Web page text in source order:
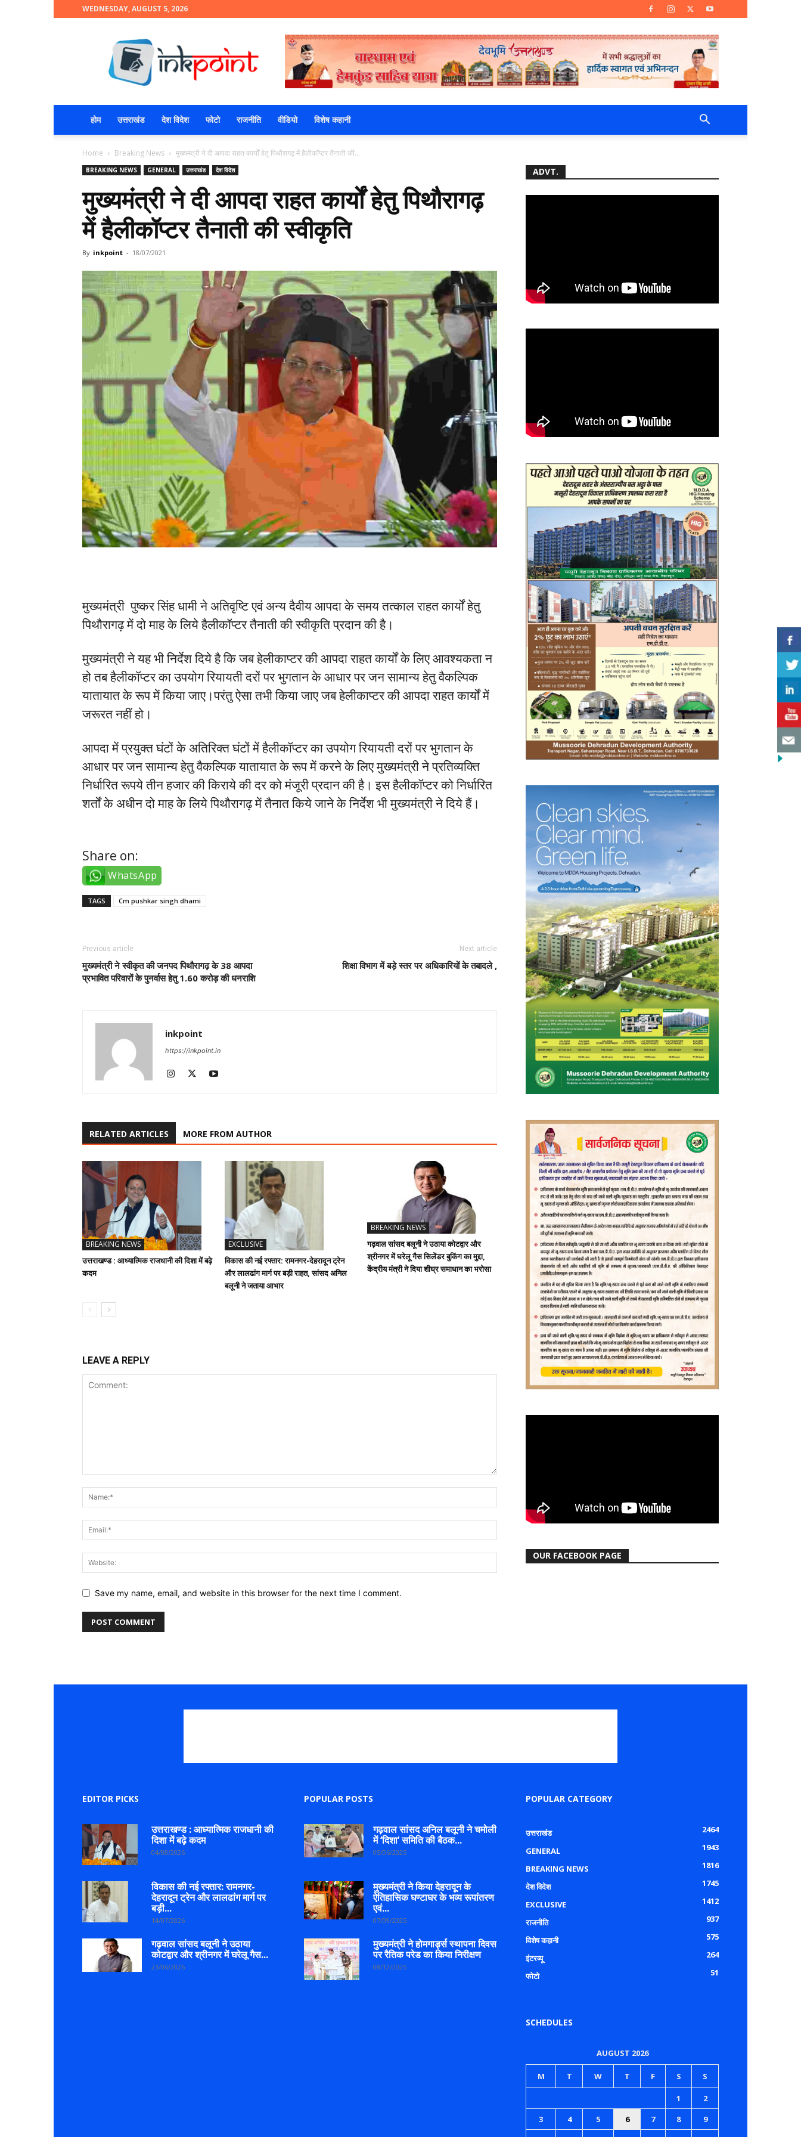
WEDNESDAY, AUGUST 5, 2026
होम उत्तराखंड देश विदेश फोटो राजनीति वीडियो विशेष कहानी
Home Breaking News मुख्यमंत्री ने दी आपदा राहत कार्यों हेतु पिथौरागढ़ में हैलीकॉप्टर तैनाती की...
BREAKING NEWS GENERAL उत्तराखंड देश विदेश
मुख्यमंत्री ने दी आपदा राहत कार्यों हेतु पिथौरागढ़
में हैलीकॉप्टर तैनाती की स्वीकृति
By inkpoint - 18/07/2021
मुख्यमंत्री पुष्कर सिंह धामी ने अतिवृष्टि एवं अन्य दैवीय आपदा के समय तत्काल राहत कार्यों हेतु
पिथौरागढ़ में दो माह के लिये हैलीकॉप्टर तैनाती की स्वीकृति प्रदान की है।
मुख्यमंत्री ने यह भी निर्देश दिये है कि जब हेलीकाप्टर की आपदा राहत कार्यों के लिए आवश्यकता न
हो तब हैलीकॉप्टर का उपयोग रियायती दरों पर भुगतान के आधार पर जन सामान्य हेतु वैकल्पिक
यातायात के रूप में किया जाए।परंतु ऐसा तभी किया जाए जब हेलीकाप्टर की आपदा राहत कार्यों में
जरूरत नहीं हो।
आपदा में प्रयुक्त घंटों के अतिरिक्त घंटों में हैलीकॉप्टर का उपयोग रियायती दरों पर भुगतान के
आधार पर जन सामान्य हेतु वैकल्पिक यातायात के रूप में करने के लिए मुख्यमंत्री ने प्रतिव्यक्ति
निर्धारित रूपये तीन हजार की किराये की दर को मंजूरी प्रदान की है। इस हैलीकॉप्टर को निर्धारित
शर्तों के अधीन दो माह के लिये पिथौरागढ़ में तैनात किये जाने के निर्देश भी मुख्यमंत्री ने दिये हैं।
Share on:
WhatsApp
TAGS Cm pushkar singh dhami
Previous article
मुख्यमंत्री ने स्वीकृत की जनपद पिथौरागढ़ के 38 आपदा
प्रभावित परिवारों के पुनर्वास हेतु 1.60 करोड़ की धनराशि
Next article
शिक्षा विभाग में बड़े स्तर पर अधिकारियों के तबादले ,
inkpoint
https://inkpoint.in
RELATED ARTICLES MORE FROM AUTHOR
BREAKING NEWS
उत्तराखण्ड : आध्यात्मिक राजधानी की दिशा में बढ़े
कदम
EXCLUSIVE
विकास की नई रफ्तार: रामनगर-देहरादून ट्रेन
और लालढांग मार्ग पर बड़ी राहत, सांसद अनिल
बलूनी ने जताया आभार
BREAKING NEWS
गढ़वाल सांसद बलूनी ने उठाया कोटद्वार और
श्रीनगर में घरेलू गैस सिलेंडर बुकिंग का मुद्दा,
केंद्रीय मंत्री ने दिया शीघ्र समाधान का भरोसा
LEAVE A REPLY
Save my name, email, and website in this browser for the next time I comment.
ADVT.
OUR FACEBOOK PAGE
EDITOR PICKS
उत्तराखण्ड : आध्यात्मिक राजधानी की
दिशा में बढ़े कदम
04/08/2026
विकास की नई रफ्तार: रामनगर-
देहरादून ट्रेन और लालढांग मार्ग पर
बड़ी...
14/07/2026
गढ़वाल सांसद बलूनी ने उठाया
कोटद्वार और श्रीनगर में घरेलू गैस...
23/06/2026
POPULAR POSTS
गढ़वाल सांसद अनिल बलूनी ने चमोली
में ‘दिशा’ समिति की बैठक...
05/06/2025
मुख्यमंत्री ने किया देहरादून के
ऐतिहासिक घण्टाघर के भव्य रूपांतरण
एवं...
07/09/2025
मुख्यमंत्री ने होमगार्ड्स स्थापना दिवस
पर रैतिक परेड का किया निरीक्षण
08/12/2025
POPULAR CATEGORY
उत्तराखंड
2464
GENERAL
1943
BREAKING NEWS
1816
देश विदेश
1745
EXCLUSIVE
1412
राजनीति
937
विशेष कहानी
575
इंटरव्यू
264
फोटो
51
SCHEDULES
AUGUST 2026
M T W T F S S
1
2
3
4 5 6 7 8
9